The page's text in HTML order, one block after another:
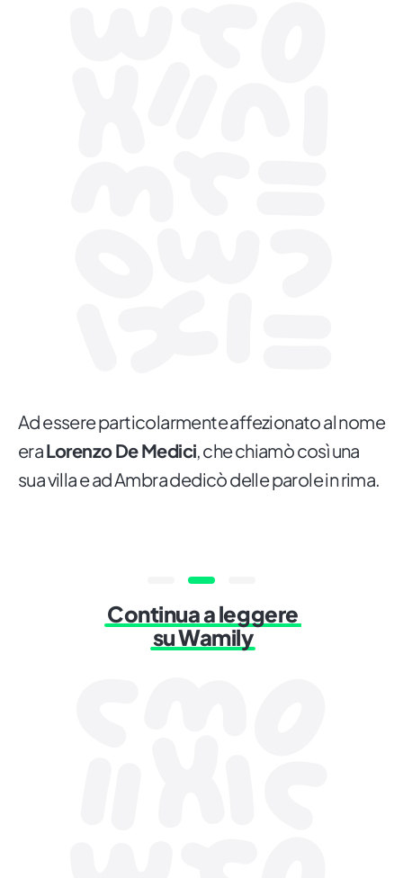
Ad essere particolarmente affezionato al nome
eraLorenzo De Medici, che chiamò così una
sua villa e ad Ambra dedicò delle parole in rima.
Continua a leggere
su Wamily